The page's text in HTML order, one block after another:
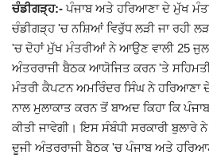
Malout News
History of Malout
Giddarbaha
Railway Time Table
ਚੰਡੀਗੜ੍ਹ:- ਪੰਜਾਬ ਅਤੇ ਹਰਿਆਣਾ ਦੇ ਮੁੱਖ
ਚੰਡੀਗੜ੍ਹ 'ਚ ਨਸ਼ਿਆਂ ਵਿਰੁੱਧ ਲੜੀ ਜਾ ਰਹੀ
'ਚ ਦੋਹਾਂ ਮੁੱਖ ਮੰਤਰੀਆਂ ਨੇ ਆਉਣ ਵਾਲੀ 25
ਅੰਤਰਰਾਜੀ ਬੈਠਕ ਆਯੋਜਿਤ ਕਰਨ 'ਤੇ
ਮੰਤਰੀ ਕੈਪਟਨ ਅਮਰਿੰਦਰ ਸਿੰਘ ਨੇ ਹਰਿਆਣਾ
ਨਾਲ ਮੁਲਾਕਾਤ ਕਰਨ ਤੋਂ ਬਾਅਦ ਕਿਹਾ ਕਿ
ਕੀਤੀ ਜਾਵੇਗੀ। ਇਸ ਸੰਬੰਧੀ ਸਰਕਾਰੀ
ਦੂਜੀ ਅੰਤਰਰਾਜੀ ਬੈਠਕ 'ਚ ਪੰਜਾਬ ਅਤੇ